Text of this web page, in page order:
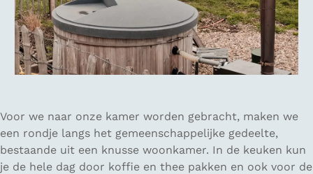
Voor we naar onze kamer worden gebracht, maken we
een rondje langs het gemeenschappelijke gedeelte,
bestaande uit een knusse woonkamer. In de keuken kun
je de hele dag door koffie en thee pakken en ook voor de